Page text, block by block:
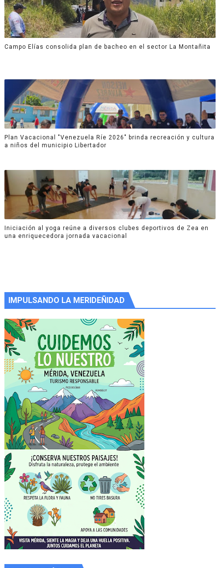
Campo Elías consolida plan de bacheo en el sector La Montañita
Plan Vacacional "Venezuela Ríe 2026" brinda recreación y cultura
a niños del municipio Libertador
Iniciación al yoga reúne a diversos clubes deportivos de Zea en
una enriquecedora jornada vacacional
IMPULSANDO LA MERIDEÑIDAD